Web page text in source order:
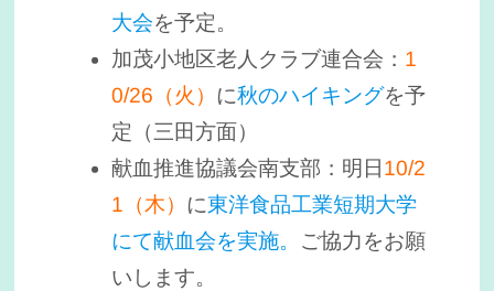
大会を予定。
加茂小地区老人クラブ連合会： 1
0/26（火） に秋のハイキングを予
定（三田方面）
献血推進協議会南支部：明日 10/2
1（木） に東洋食品工業短期大学
にて献血会を実施。 ご協力をお願
いします。